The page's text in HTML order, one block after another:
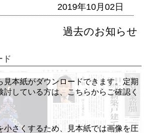
2019年10月02日
過去のお知らせ
ド
見本紙がダウンロードできます。定期
討している方は、こちらからご確認く
小さくするため、見本紙では画像を圧